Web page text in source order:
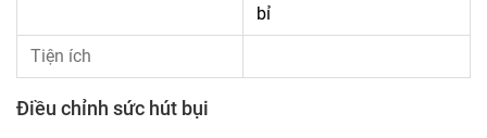
bỉ
Tiện ích
Điều chỉnh sức hút bụi